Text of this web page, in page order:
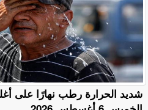
​شديد الحرارة رطب نهارًا على